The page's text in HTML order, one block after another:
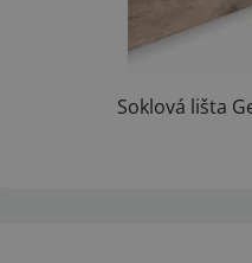
Soklová lišta